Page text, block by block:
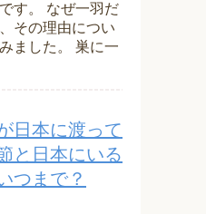
す。 なぜ一羽だ
その理由につい
ました。 巣に一
日本に渡って
と日本にいる
つまで？